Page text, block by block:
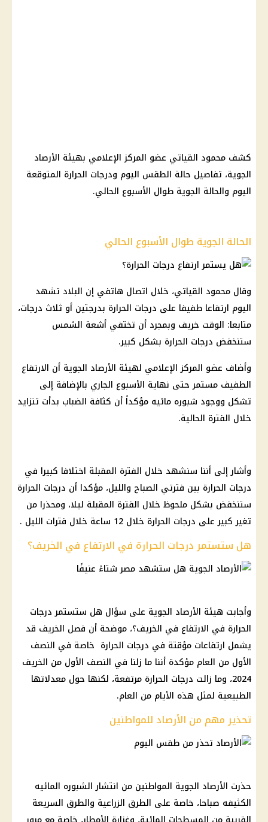
كشف محمود القياتي عضو المركز الإعلامي بهيئة الأرصاد
الجوية، تفاصيل حالة الطقس اليوم ودرجات الحرارة المتوقعة
اليوم والحالة الجوية طوال الأسبوع الحالي.
الحالة الجوية طوال الأسبوع الحالي
وقال محمود القياتي، خلال اتصال هاتفي إن البلاد تشهد
اليوم ارتفاعا طفيفا على درجات الحرارة بدرجتين أو ثلاث درجات،
متابعا: الوقت خريف وبمجرد أن تختفي أشعة الشمس
ستنخفض درجات الحرارة بشكل كبير.
وأضاف عضو المركز الإعلامي لهيئة الأرصاد الجوية أن الارتفاع
الطفيف مستمر حتى نهاية الأسبوع الجاري بالإضافة إلى
تشكل ووجود شبوره مائيه مؤكداً أن كثافة الضباب بدأت تتزايد
خلال الفترة الحالية.
وأشار إلى أننا سنشهد خلال الفترة المقبلة اختلافا كبيرا في
درجات الحرارة بين فترتي الصباح والليل، مؤكدا أن درجات الحرارة
ستنخفض بشكل ملحوظ خلال الفترة المقبلة ليلا، ومحذرا من
تغير كبير على درجات الحرارة خلال 12 ساعة خلال فترات الليل .
هل ستستمر درجات الحرارة في الارتفاع في الخريف؟
وأجابت هيئة الأرصاد الجوية على سؤال هل ستستمر درجات
الحرارة في الارتفاع في الخريف؟، موضحة أن فصل الخريف قد
يشمل ارتفاعات مؤقتة في درجات الحرارة خاصة في النصف
الأول من العام مؤكدة أننا ما زلنا في النصف الأول من الخريف
2024، وما زالت درجات الحرارة مرتفعة، لكنها حول معدلاتها
الطبيعية لمثل هذه الأيام من العام.
تحذير مهم من الأرصاد للمواطنين
حذرت الأرصاد الجوية المواطنين من انتشار الشبوره المائيه
الكثيفه صباحا، خاصة على الطرق الزراعية والطرق السريعة